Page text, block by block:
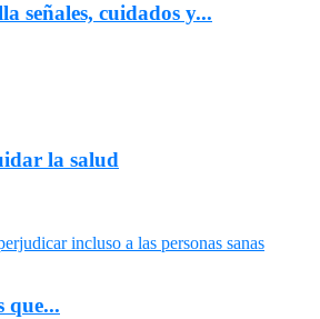
señales, cuidados y...
la salud
que...